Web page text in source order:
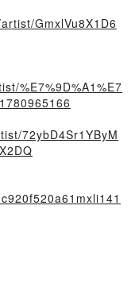
GmxlVu8X1D6
%E7%9D%A1%E7
72ybD4Sr1YByM